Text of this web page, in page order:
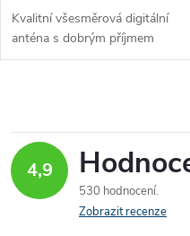
u
t
ů
d
u
t
ů
Kvalitní všesměrová digitální
anténa s dobrým příjmem
v
l 4,9
530 hodnocení
Zobrazit recenze